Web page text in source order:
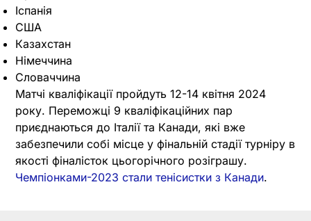
Іспанія
США
Казахстан
Німеччина
Словаччина
Матчі кваліфікації пройдуть 12-14 квітня 2024
року. Переможці 9 кваліфікаційних пар
приєднаються до Італії та Канади, які вже
забезпечили собі місце у фінальній стадії турніру в
якості фіналісток цьогорічного розіграшу.
Чемпіонками-2023 стали тенісистки з Канади.